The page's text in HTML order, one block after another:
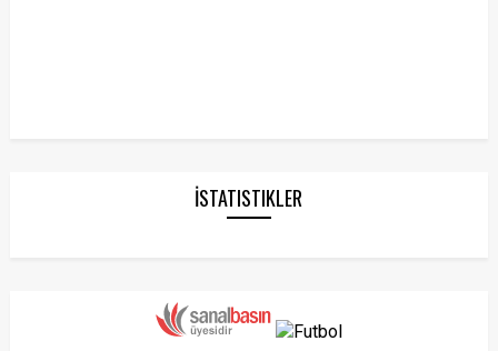
İSTATISTIKLER